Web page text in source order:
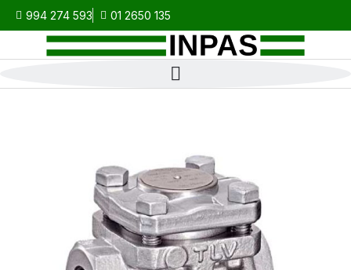
994 274 593 01 2650 135